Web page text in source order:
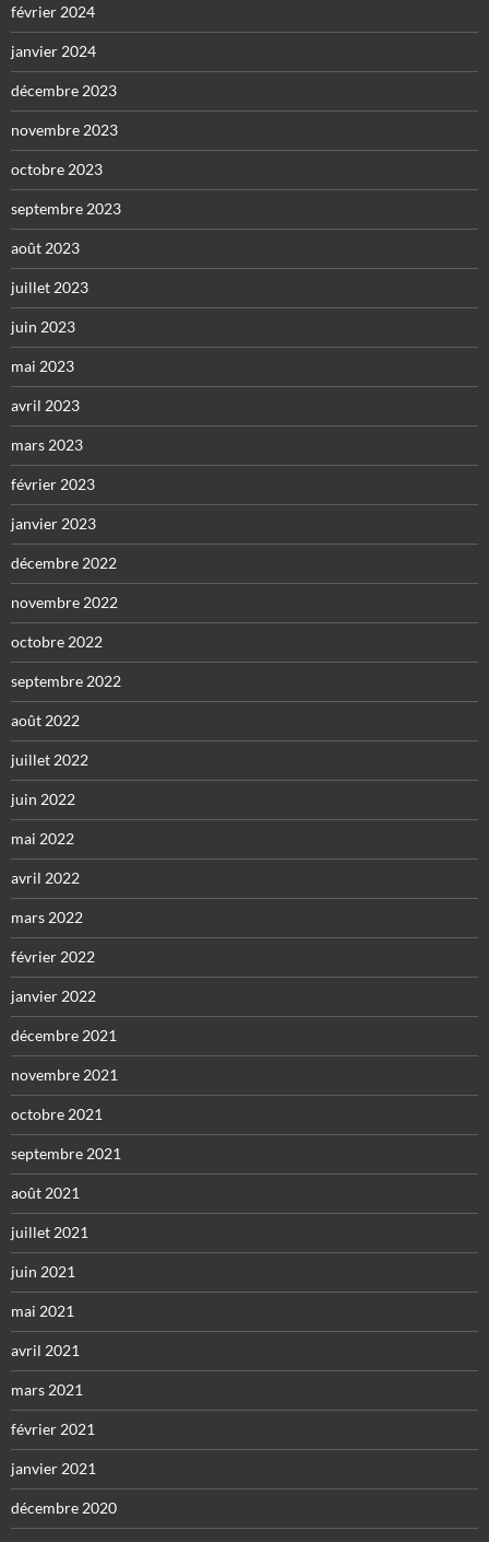
février 2024
janvier 2024
décembre 2023
novembre 2023
octobre 2023
septembre 2023
août 2023
juillet 2023
juin 2023
mai 2023
avril 2023
mars 2023
février 2023
janvier 2023
décembre 2022
novembre 2022
octobre 2022
septembre 2022
août 2022
juillet 2022
juin 2022
mai 2022
avril 2022
mars 2022
février 2022
janvier 2022
décembre 2021
novembre 2021
octobre 2021
septembre 2021
août 2021
juillet 2021
juin 2021
mai 2021
avril 2021
mars 2021
février 2021
janvier 2021
décembre 2020